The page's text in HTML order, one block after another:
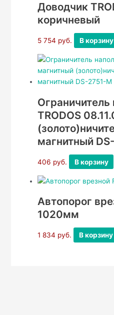
Доводчик
коричневый
5 754 руб. В корзину
Ограничитель
TRODOS
магнитный
406 руб. В корзину
Автопорог
1020мм
1 834 руб. В корзину